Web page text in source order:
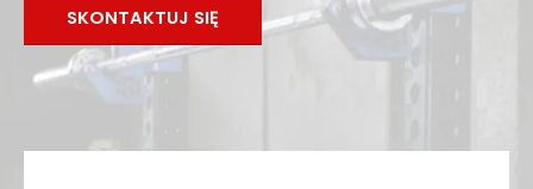
SKONTAKTUJ SIĘ